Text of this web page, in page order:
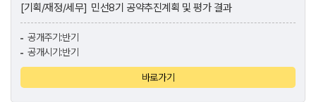
[기획/재정/세무] 민선8기 공약추진계획 및 평가 결과
공개주기:반기
공개시기:반기
바로가기